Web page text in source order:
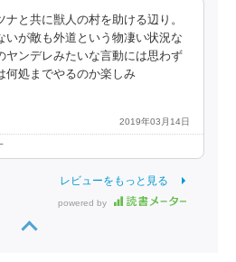
と共に獣人の村を助ける辺り。
いが敵も外道という物凄い状況な
ヤンデレみたいな言動には思わず
処までやるのか楽しみ
2019年03月14日
レビューをもっと見る
powered by